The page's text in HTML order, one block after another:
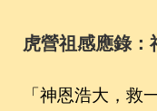
虎營祖感應錄
「神恩浩大，救